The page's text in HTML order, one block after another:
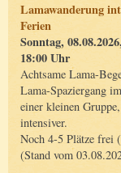
Lamawanderung
Ferien
Sonntag,
18:00 Uhr
Achtsame Lama-
Lama-Spaziergang
einer kleinen
intensiver.
Noch 4-5 Plätze frei
(Stand vom